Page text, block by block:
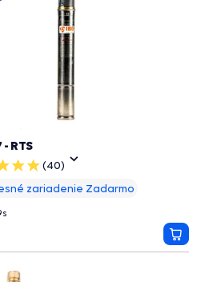
(40)
RTS
zariadenie Zadarmo
s
do